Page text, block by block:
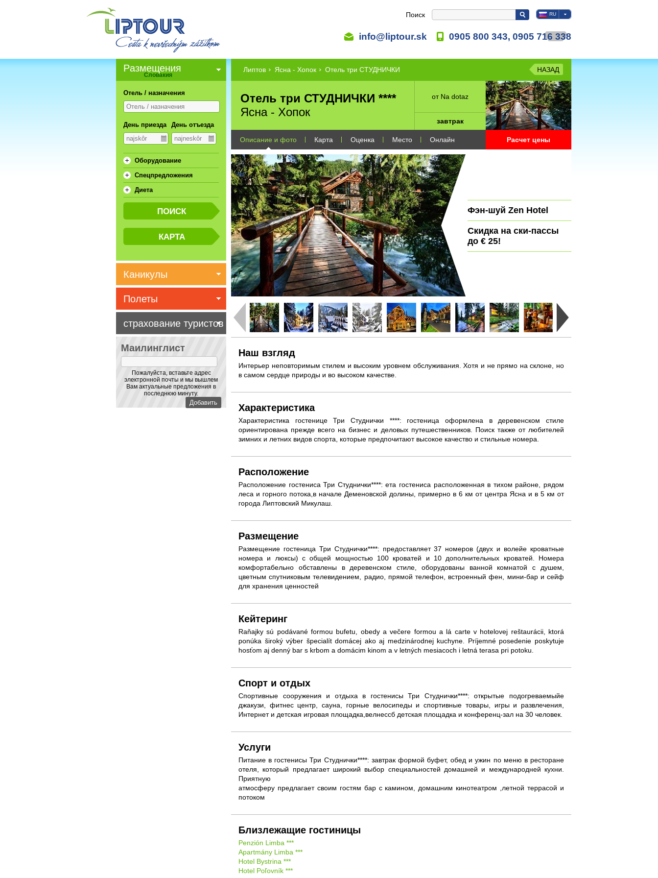
Поиск RU
info@liptour.sk 0905 800 343, 0905 716 338
Липтов Ясна - Хопок Отель три СТУДНИЧКИ НАЗАД
Отель три СТУДНИЧКИ ****
Ясна - Хопок
от Na dotaz
завтрак
Описание и фото Карта Оценка Место Онлайн Расчет цены
Фэн-шуй Zen Hotel
Скидка на ски-пассы
до € 25!
Наш взгляд
Интерьер неповторимым стилем и высоким уровнем обслуживания. Хотя и не прямо на склоне, но
в самом сердце природы и во высоком качестве.
Характеристика
Характеристика гостенице Три Студнички ****: гостеница оформлена в деревенском стиле
ориентирована прежде всего на бизнес и деловых путешественников. Поиск также от любителей
зимних и летних видов спорта, которые предпочитают высокое качество и стильные номера.
Расположение
Расположение гостениса Три Студнички****: ета гостениса расположенная в тихом районе, рядом
леса и горного потока,в начале Деменовской долины, примерно в 6 км от центра Ясна и в 5 км от
города Липтовский Микулаш.
Размещение
Размещение гостеница Три Студнички****: предоставляет 37 номеров (двух и волейе кроватные
номера и люксы) с общей мощностью 100 кроватей и 10 дополнительных кроватей. Номера
комфортабельно обставлены в деревенском стиле, оборудованы ванной комнатой с душем,
цветным спутниковым телевидением, радио, прямой телефон, встроенный фен, мини-бар и сейф
для хранения ценностей
Кейтеринг
Raňajky sú podávané formou bufetu, obedy a večere formou a lá carte v hotelovej reštaurácii, ktorá
ponúka široký výber špecialít domácej ako aj medzinárodnej kuchyne. Príjemné posedenie poskytuje
hosťom aj denný bar s krbom a domácim kinom a v letných mesiacoch i letná terasa pri potoku.
Спорт и отдых
Спортивные сооружения и отдыха в гостенисы Три Студнички****: открытые подогреваемыйе
джакузи, фитнес центр, сауна, горные велосипеды и спортивные товары, игры и развлечения,
Интернет и детская игровая площадка,велнессб детская площадка и конференц-зал на 30 человек.
Услуги
Питание в гостенисы Три Студнички****: завтрак формой буфет, обед и ужин по меню в ресторане
отеля, который предлагает широкий выбор специальностей домашней и международней кухни.
Приятную
атмосферу предлагает своим гостям бар с камином, домашним кинотеатром ,летной террасой и
потоком
Близлежащие гостиницы
Penzión Limba ***
Apartmány Limba ***
Hotel Bystrina ***
Hotel Poľovník ***
Pазмещения
Словакия
Отель / назначения
День приезда День отъезда
Oборудование
Спецпредложения
Диета
Каникулы
Маилинглист
Пожалуйста, вставьте адрес
электронной почты и мы вышлем
Вам актуальные предложения в
последнюю минуту.
Полеты
страхование туристов